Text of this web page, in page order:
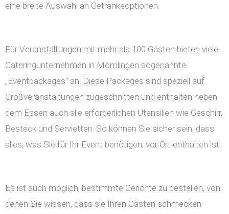
eine breite Auswahl an Getränkeoptionen.
Für Veranstaltungen mit mehr als 100 Gästen bieten viele
Cateringunternehmen in Mömlingen sogenannte
„Eventpackages“ an. Diese Packages sind speziell auf
Großveranstaltungen zugeschnitten und enthalten neben
dem Essen auch alle erforderlichen Utensilien wie Geschirr,
Besteck und Servietten. So können Sie sicher sein, dass
alles, was Sie für Ihr Event benötigen, vor Ort enthalten ist.
Es ist auch möglich, bestimmte Gerichte zu bestellen, von
denen Sie wissen, dass sie Ihren Gästen schmecken